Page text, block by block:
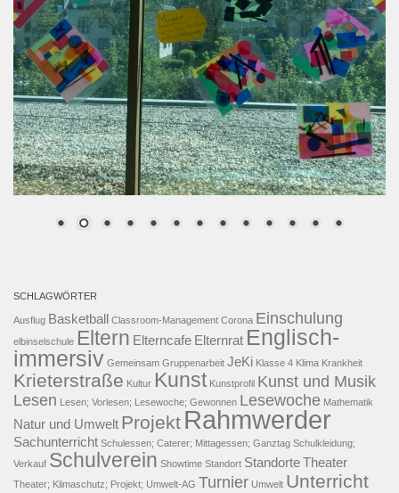
SCHLAGWÖRTER
Ausflug Basketball Classroom-Management Corona Einschulung
elbinselschule Eltern Elterncafe Elternrat Englisch-
immersiv Gemeinsam Gruppenarbeit JeKi Klasse 4 Klima Krankheit
Krieterstraße Kultur Kunst Kunstprofil Kunst und Musik
Lesen Lesen; Vorlesen; Lesewoche; Gewonnen Lesewoche Mathematik
Natur und Umwelt Projekt Rahmwerder
Sachunterricht Schulessen; Caterer; Mittagessen; Ganztag Schulkleidung;
Verkauf Schulverein Showtime Standort StandorteTheater
Theater; Klimaschutz; Projekt; Umwelt-AG Turnier Umwelt Unterricht